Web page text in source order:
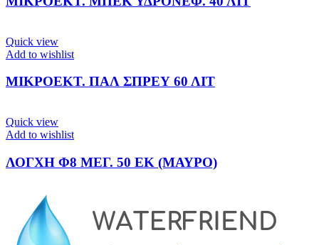
Quick view
Add to wishlist
ΜΙΚΡΟΕΚΤ. ΠΑΛ ΣΠΡΕΥ 60 ΛΙΤ
Quick view
Add to wishlist
ΛΟΓΧΗ Φ8 ΜΕΓ. 50 ΕΚ (ΜΑΥΡΟ)